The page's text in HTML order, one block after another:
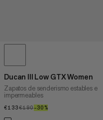
Ducan III Low GTX Women
Zapatos de senderismo estables e
impermeables
€133€133
€190€190
–30%